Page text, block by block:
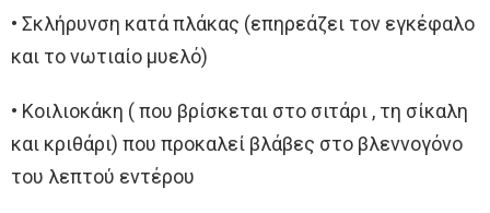
• Σκλήρυνση κατά πλάκας (επηρεάζει τον εγκέφαλο
και το νωτιαίο μυελό)
• Κοιλιοκάκη ( που βρίσκεται στο σιτάρι , τη σίκαλη
και κριθάρι) που προκαλεί βλάβες στο βλεννογόνο
του λεπτού εντέρου